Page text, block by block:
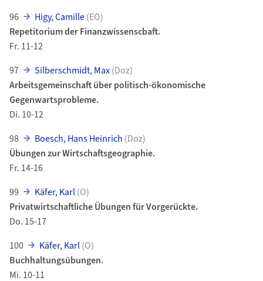
96
Higy, Camille(EO)
Repetitorium der Finanzwissenscbaft.
Fr. 11-12
97
Silberschmidt, Max(Doz)
Arbeitsgemeinschaft über politisch-ökonomische
Gegenwartsprobleme.
Di. 10-12
98
Boesch, Hans Heinrich (Doz)
Übungen zur Wirtschaftsgeographie.
Fr. 14-16
99
Käfer, Karl(O)
Privatwirtschaftliche Übungen für Vorgerückte.
Do. 15-17
100
Käfer, Karl(O)
Buchhaltungsübungen.
Mi. 10-11